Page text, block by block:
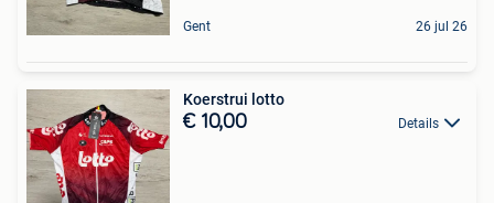
Gent 26 jul 26
Koerstrui lotto
€ 10,00 Details